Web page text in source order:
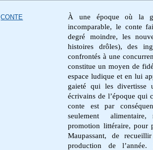
CONTE
À une époque où la
incomparable, le conte
degré moindre, les
histoires drôles), des
confrontés à une
constitue un moyen de
espace ludique et en lui
gaieté qui les divertisse
écrivains de l’époque qui
conte est par
seulement
promotion littéraire, pour
Maupassant, de
production de l’année.